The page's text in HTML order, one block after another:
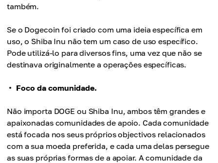
também.
Se o Dogecoin foi criado com uma ideia específica em
uso, o Shiba Inu não tem um caso de uso específico.
Pode utilizá-lo para diversos fins, uma vez que não se
destinava originalmente a operações específicas.
Foco da comunidade.
Não importa DOGE ou Shiba Inu, ambos têm grandes e
apaixonadas comunidades de apoio. Cada comunidade
está focada nos seus próprios objectivos relacionados
com a sua moeda preferida, e cada uma delas persegue
as suas próprias formas de a apoiar. A comunidade da